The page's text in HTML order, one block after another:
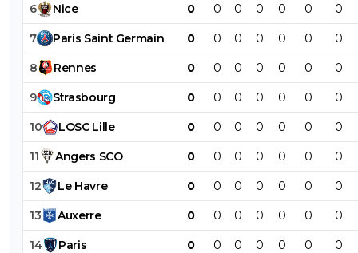
6 Nice 0 0 0 0 0 0 0
7 Paris Saint Germain 0 0 0 0 0 0 0
8 Rennes 0 0 0 0 0 0 0
9 Strasbourg 0 0 0 0 0 0 0
10 LOSC Lille 0 0 0 0 0 0 0
11 Angers SCO 0 0 0 0 0 0 0
12 Le Havre 0 0 0 0 0 0 0
13 Auxerre 0 0 0 0 0 0 0
14 Paris 0 0 0 0 0 0 0